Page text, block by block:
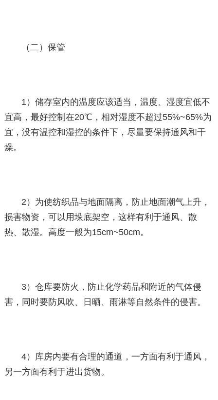
（二）保管
1）储存室内的温度应该适当，温度、湿度宜低不
宜高，最好控制在20℃，相对湿度不超过55%~65%为
宜，没有温控和湿控的条件下，尽量要保持通风和干
燥。
2）为使纺织品与地面隔离，防止地面潮气上升，
损害物资，可以用垛底架空，这样有利于通风、散
热、散湿。高度一般为15cm~50cm。
3）仓库要防火，防止化学药品和附近的气体侵
害，同时要防风吹、日晒、雨淋等自然条件的侵害。
4）库房内要有合理的通道，一方面有利于通风，
另一方面有利于进出货物。